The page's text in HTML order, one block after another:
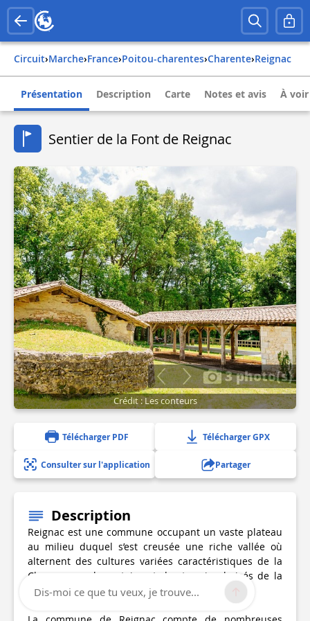
Circuit› Marche› france› poitou-charentes› charente› reignac
Présentation Description Carte Notes et avis À
Sentier de la Font de Reignac
3 photo(s)
Crédit : Les conteurs
Télécharger PDF Télécharger GPX
Consulter sur l'application Partager
Description
Reignac est une commune occupant un vaste plateau
au milieu duquel s’est creusée une riche vallée où
alternent des cultures variées caractéristiques de la
Champagne charentaise et des terrains boisés de la
Double.
Dis-moi ce que tu veux, je trouve...